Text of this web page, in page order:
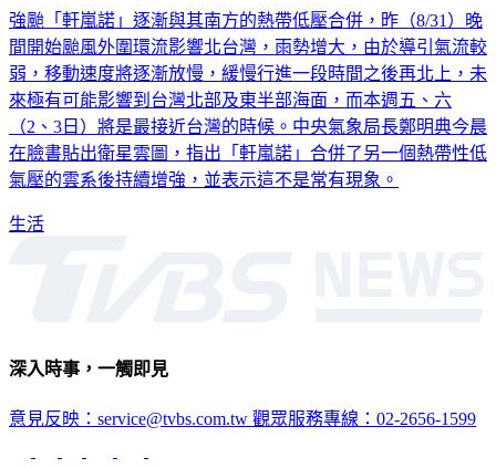
強颱「軒嵐諾」逐漸與其南方的熱帶低壓合併，昨（8/31）晚
間開始颱風外圍環流影響北台灣，雨勢增大，由於導引氣流較
弱，移動速度將逐漸放慢，緩慢行進一段時間之後再北上，未
來極有可能影響到台灣北部及東半部海面，而本週五、六
（2、3日）將是最接近台灣的時候。中央氣象局長鄭明典今晨
在臉書貼出衛星雲圖，指出「軒嵐諾」合併了另一個熱帶性低
氣壓的雲系後持續增強，並表示這不是常有現象。
生活
深入時事，一觸即見
意見反映：service@tvbs.com.tw 觀眾服務專線：02-2656-1599